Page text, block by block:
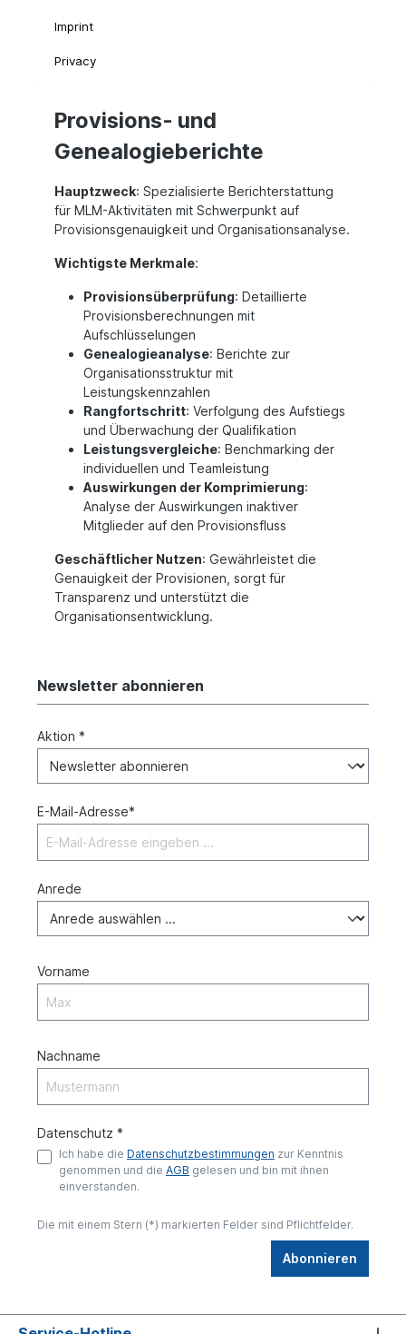
Imprint
Privacy
Provisions- und
Genealogieberichte
Hauptzweck: Spezialisierte Berichterstattung
für MLM-Aktivitäten mit Schwerpunkt auf
Provisionsgenauigkeit und Organisationsanalyse.
Wichtigste Merkmale:
Provisionsüberprüfung: Detaillierte
Provisionsberechnungen mit
Aufschlüsselungen
Genealogieanalyse: Berichte zur
Organisationsstruktur mit
Leistungskennzahlen
Rangfortschritt: Verfolgung des Aufstiegs
und Überwachung der Qualifikation
Leistungsvergleiche: Benchmarking der
individuellen und Teamleistung
Auswirkungen der Komprimierung:
Analyse der Auswirkungen inaktiver
Mitglieder auf den Provisionsfluss
Geschäftlicher Nutzen: Gewährleistet die
Genauigkeit der Provisionen, sorgt für
Transparenz und unterstützt die
Organisationsentwicklung.
Newsletter abonnieren
Aktion *
E-Mail-Adresse*
Anrede
Vorname
Nachname
Datenschutz *
Ich habe die Datenschutzbestimmungen zur Kenntnis
genommen und die AGB gelesen und bin mit ihnen
einverstanden.
Die mit einem Stern (*) markierten Felder sind Pflichtfelder.
Abonnieren